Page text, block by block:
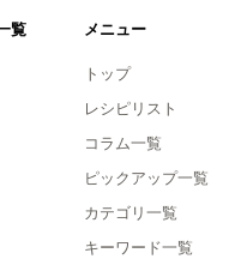
覧 メニュー
トップ
レシピリスト
コラム一覧
ピックアップ一覧
カテゴリ一覧
キーワード一覧